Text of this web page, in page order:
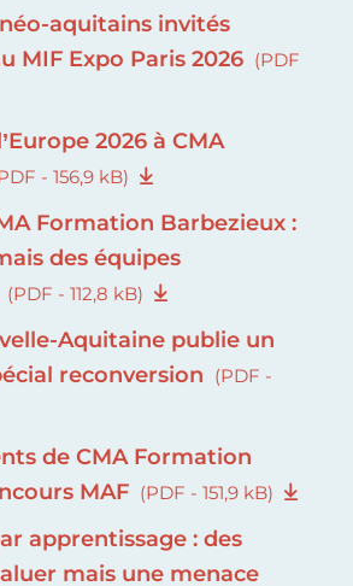
aquitains invités
MIF Expo Paris 2026 (PDF
2026 à CMA
- 156,9 kB)
Formation Barbezieux :
des équipes
(PDF - 112,8 kB)
Aquitaine publie un
reconversion (PDF -
de CMA Formation
MAF (PDF - 151,9 kB)
apprentissage : des
mais une menace